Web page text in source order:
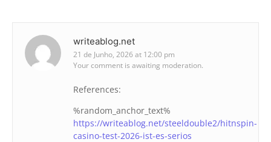
writeablog.net
21 de Junho, 2026 at 12:00 pm
Your comment is awaiting moderation.
References:
%random_anchor_text%
https://writeablog.net/steeldouble2/hitnspin-
casino-test-2026-ist-es-serios